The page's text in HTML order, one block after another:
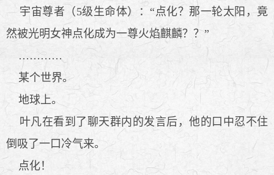
宇宙尊者（5级生命体）：“点化？那一轮太阳，竟
然被光明女神点化成为一尊火焰麒麟？？”
…………
某个世界。
地球上。
叶凡在看到了聊天群内的发言后，他的口中忍不住
倒吸了一口冷气来。
点化！